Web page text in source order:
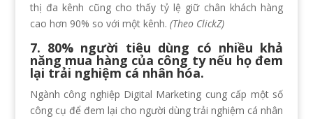
thị đa kênh cũng cho thấy tỷ lệ giữ chân khách hàng
cao hơn 90% so với một kênh. (Theo ClickZ)
7. 80% người tiêu dùng có nhiều khả
năng mua hàng của công ty nếu họ đem
lại trải nghiệm cá nhân hóa.
Ngành công nghiệp Digital Marketing cung cấp một số
công cụ để đem lại cho người dùng trải nghiệm cá nhân